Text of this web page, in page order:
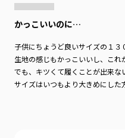
かっこいいのに…
子供にちょうど良いサイズの１３
生地の感じもかっこいいし、こ
でも、キツくて履くことが出来な
サイズはいつもより大きめにした
着用イメージ/カラー：ブラック
サイズ：サイズ110
ブランド ／
branshes
シーズン
アウトレット
カテゴリ
／ボトムス> ロング
カラー
／ブラウン